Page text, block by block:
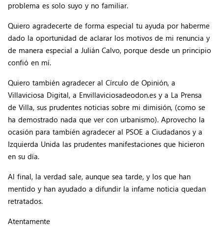
problema es solo suyo y no familiar.
Quiero agradecerte de forma especial tu ayuda por haberme
dado la oportunidad de aclarar los motivos de mi renuncia y
de manera especial a Julián Calvo, porque desde un principio
confió en mí.
Quiero también agradecer al Círculo de Opinión, a
Villaviciosa Digital, a Envillaviciosadeodon.es y a La Prensa
de Villa, sus prudentes noticias sobre mi dimisión, (como se
ha demostrado nada que ver con urbanismo). Aprovecho la
ocasión para también agradecer al PSOE a Ciudadanos y a
Izquierda Unida las prudentes manifestaciones que hicieron
en su día.
Al final, la verdad sale, aunque sea tarde, y los que han
mentido y han ayudado a difundir la infame noticia quedan
retratados.
Atentamente